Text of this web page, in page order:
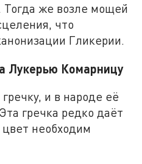
Тогда же возле мощей
что
Гликерии.
Лукерью Комарницу
и в народе её
гречка редко даёт
необходим